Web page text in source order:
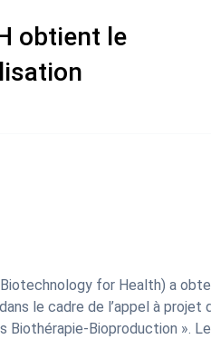
obtient le
for Health) a
le cadre de l’appel à projet
Biothérapie-Bioproduction ».